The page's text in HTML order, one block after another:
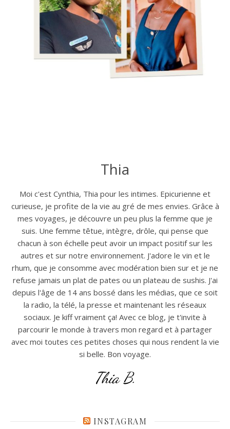
Thia
Moi c'est Cynthia, Thia pour les intimes. Epicurienne et
curieuse, je profite de la vie au gré de mes envies. Grâce à
mes voyages, je découvre un peu plus la femme que je
suis. Une femme têtue, intègre, drôle, qui pense que
chacun à son échelle peut avoir un impact positif sur les
autres et sur notre environnement. J'adore le vin et le
rhum, que je consomme avec modération bien sur et je ne
refuse jamais un plat de pates ou un plateau de sushis. J'ai
depuis l'âge de 14 ans bossé dans les médias, que ce soit
la radio, la télé, la presse et maintenant les réseaux
sociaux. Je kiff vraiment ça! Avec ce blog, je t'invite à
parcourir le monde à travers mon regard et à partager
avec moi toutes ces petites choses qui nous rendent la vie
si belle. Bon voyage.
Thia B.
INSTAGRAM